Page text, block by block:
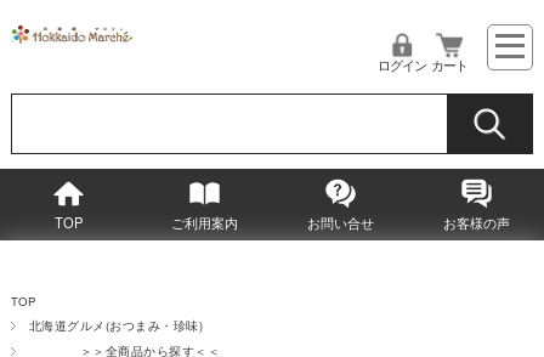
ログイン カート
TOP ご利用案内 お問い合せ お客様の声
TOP
北海道グルメ(おつまみ・珍味)
＞＞全商品から探す＜＜